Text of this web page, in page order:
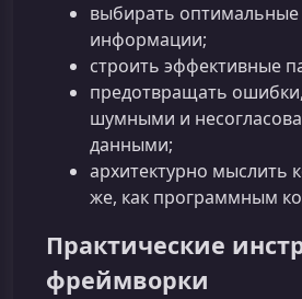
выбирать оптимальные
информации;
строить эффективные
предотвращать
шумными и
данными;
архитектурно мыслить
же, как программным
Практические
фреймворки